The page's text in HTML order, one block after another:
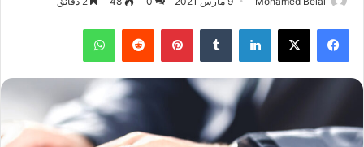
فيسبوك لينكدإن بينتيريست